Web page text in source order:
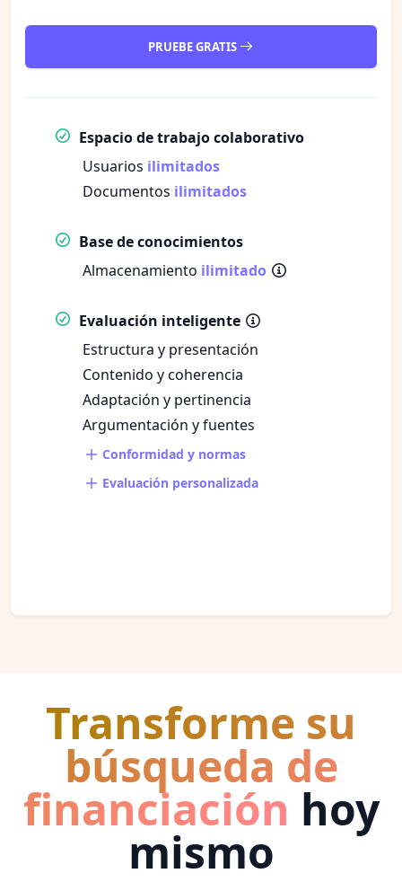
PRUEBE GRATIS
Espacio de trabajo colaborativo
Usuarios ilimitados
Documentos ilimitados
Base de conocimientos
Almacenamiento ilimitado
Evaluación inteligente
Estructura y presentación
Contenido y coherencia
Adaptación y pertinencia
Argumentación y fuentes
Conformidad y normas
Evaluación personalizada
Transforme su
búsqueda de
financiación hoy
mismo